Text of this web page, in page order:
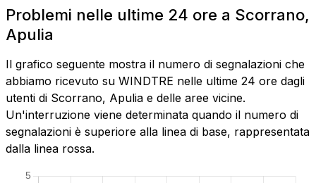
Problemi nelle ultime 24 ore a Scorrano,
Apulia
Il grafico seguente mostra il numero di segnalazioni che
abbiamo ricevuto su WINDTRE nelle ultime 24 ore dagli
utenti di Scorrano, Apulia e delle aree vicine.
Un'interruzione viene determinata quando il numero di
segnalazioni è superiore alla linea di base, rappresentata
dalla linea rossa.